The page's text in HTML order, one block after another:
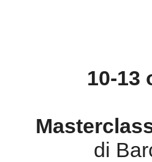
10-13
di